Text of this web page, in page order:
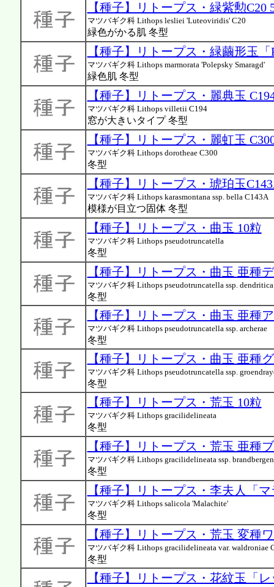
【種子】リトープス・緑紫勲C20
マツバギク科 Lithops lesliei 'Luteoviridis' C20
緑色がかる肌 冬型
【種子】リトープス・緑繭形玉「
マツバギク科 Lithops marmorata 'Polepsky Smaragd'
緑色肌 冬型
【種子】リトープス・麗典玉
マツバギク科 Lithops villetii C194
窓が大きいタイプ 冬型
【種子】リトープス・麗虹玉
マツバギク科 Lithops dorotheae C300
冬型
【種子】リトープス・琥珀玉
マツバギク科 Lithops karasmontana ssp. bella C143A
模様が目立つ固体 冬型
【種子】リトープス・曲玉 10粒
マツバギク科 Lithops pseudotruncatella
冬型
【種子】リトープス・曲玉 亜種
マツバギク科 Lithops pseudotruncatella ssp. dendritica
冬型
【種子】リトープス・曲玉 亜種
マツバギク科 Lithops pseudotruncatella ssp. archerae
冬型
【種子】リトープス・曲玉 亜種
マツバギク科 Lithops pseudotruncatella ssp.
冬型
【種子】リトープス・荒玉 10粒
マツバギク科 Lithops gracilidelineata
冬型
【種子】リトープス・荒玉 亜種
マツバギク科 Lithops gracilidelineata ssp.
冬型
【種子】リトープス・李夫人「
マツバギク科 Lithops salicola 'Malachite'
冬型
【種子】リトープス・荒玉 変種
マツバギク科 Lithops gracilidelineata var. waldroniae
冬型
【種子】リトープス・花紋玉「